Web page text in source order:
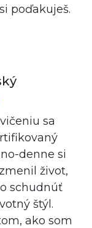
poďakuješ.
sa
denne si
život,
schudnúť
štýl.
ako som